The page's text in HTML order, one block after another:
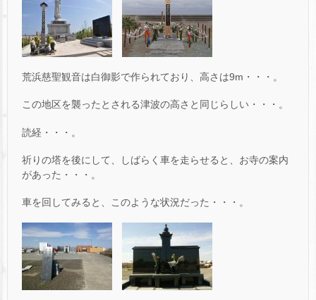
荒浜慈聖観音は白御影で作られており、高さは9m・・・。
この地区を襲ったとされる津波の高さと同じらしい・・・。
読経・・・。
祈りの塔を後にして、しばらく車を走らせると、お寺の案内
があった・・・。
車を回してみると、このような状況だった・・・。